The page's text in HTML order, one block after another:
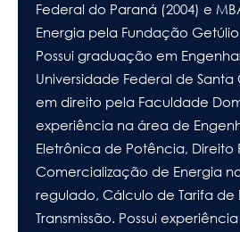
Federal do Paraná (2004) e
Energia pela Fundação
Possui graduação em
Universidade Federal de Santa
em direito pela Faculdade
experiência na área de
Eletrônica de Potência, Direito
Comercialização de Energia
regulado, Cálculo de Tarifa de
Transmissão. Possui